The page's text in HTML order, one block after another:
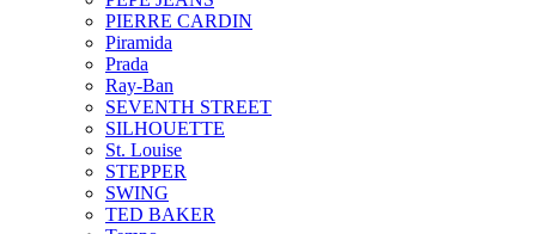
PIERRE CARDIN
Piramida
Prada
Ray-Ban
SEVENTH STREET
SILHOUETTE
St. Louise
STEPPER
SWING
TED BAKER